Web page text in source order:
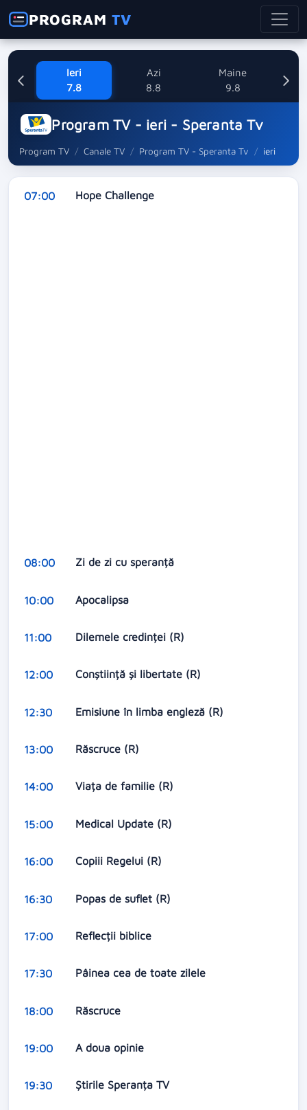
PROGRAMTV
Ieri
7.8
Azi
8.8
Maine
9.8
Program TV - ieri - Speranta Tv
Program TV Canale TV Program TV - Speranta Tv ieri
07:00 Hope Challenge
08:00 Zi de zi cu speranță
10:00 Apocalipsa
11:00 Dilemele credinței (R)
12:00 Conștiință și libertate (R)
12:30 Emisiune în limba engleză (R)
13:00 Răscruce (R)
14:00 Viața de familie (R)
15:00 Medical Update (R)
16:00 Copiii Regelui (R)
16:30 Popas de suflet (R)
17:00 Reflecții biblice
17:30 Pâinea cea de toate zilele
18:00 Răscruce
19:00 A doua opinie
19:30 Știrile Speranța TV